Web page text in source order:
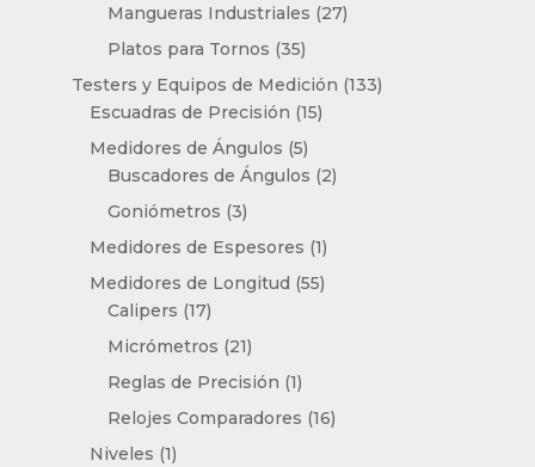
productos
Mangueras Industriales 2727
Platos para Tornos 3535
productos
Testers y Equipos de Medición 133133
Escuadras de Precisión 1515
Medidores de Ángulos 55
productos
Buscadores de Ángulos 22
Goniómetros 33
productos
Medidores de Espesores 11
producto
Medidores de Longitud 5555
Calipers 1717
productos
Micrómetros 2121
productos
Reglas de Precisión 11
producto
Relojes Comparadores 1616
Niveles 11